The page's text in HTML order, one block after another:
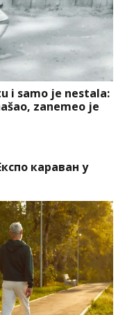
i samo je nestala:
zanemeo je
караван у